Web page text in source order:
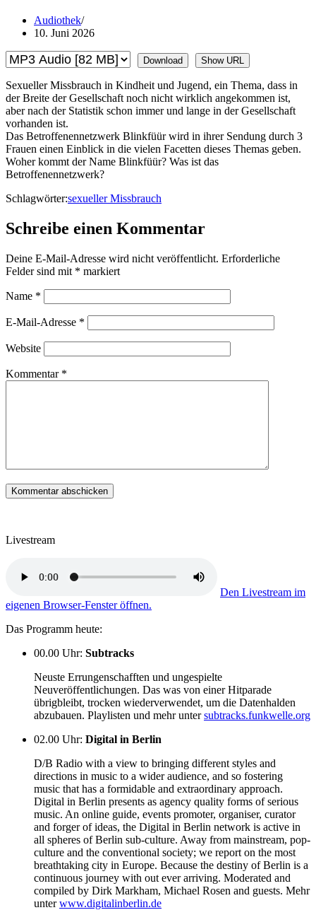
Audiothek
10. Juni 2026
Download Show URL
Sexueller Missbrauch in Kindheit und Jugend, ein Thema, dass in
der Breite der Gesellschaft noch nicht wirklich angekommen ist,
aber nach der Statistik schon immer und lange in der Gesellschaft
vorhanden ist.
Das Betroffenennetzwerk Blinkfüür wird in ihrer Sendung durch 3
Frauen einen Einblick in die vielen Facetten dieses Themas geben.
Woher kommt der Name Blinkfüür? Was ist das
Betroffenennetzwerk?
Schlagwörter:sexueller Missbrauch
Schreibe einen Kommentar
Deine E-Mail-Adresse wird nicht veröffentlicht. Erforderliche
Felder sind mit * markiert
Name *
E-Mail-Adresse *
Website
Kommentar *
Livestream
Den Livestream im
eigenen Browser-Fenster öffnen.
Das Programm heute:
00.00 Uhr: Subtracks
Neuste Errungenschafften und ungespielte
Neuveröffentlichungen. Das was von einer Hitparade
übrigbleibt, trocken wiederverwendet, um die Datenhalden
abzubauen. Playlisten und mehr untersubtracks.funkwelle.org
02.00 Uhr: Digital in Berlin
D/B Radio with a view to bringing different styles and
directions in music to a wider audience, and so fostering
music that has a formidable and extraordinary approach.
Digital in Berlin presents as agency quality forms of serious
music. An online guide, events promoter, organiser, curator
and forger of ideas, the Digital in Berlin network is active in
all spheres of Berlin sub-culture. Away from mainstream, pop-
culture and the conventional society; we report on the most
breathtaking city in Europe. Because the destiny of Berlin is a
continuous journey with out ever arriving. Moderated and
compiled by Dirk Markham, Michael Rosen and guests. Mehr
unterwww.digitalinberlin.de